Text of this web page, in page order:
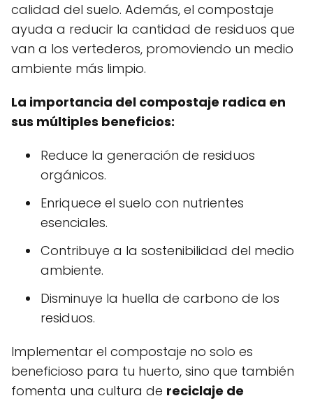
calidad del suelo. Además, el compostaje
ayuda a reducir la cantidad de residuos que
van a los vertederos, promoviendo un medio
ambiente más limpio.
La importancia del compostaje radica en
sus múltiples beneficios:
Reduce la generación de residuos
orgánicos.
Enriquece el suelo con nutrientes
esenciales.
Contribuye a la sostenibilidad del medio
ambiente.
Disminuye la huella de carbono de los
residuos.
Implementar el compostaje no solo es
beneficioso para tu huerto, sino que también
fomenta una cultura de reciclaje de